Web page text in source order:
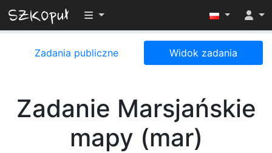
Przełącz widoczność menu
Zadania publiczne Widok zadania
Zadanie Marsjańskie
mapy (mar)